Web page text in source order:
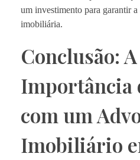
um investimento para garantir a
imobiliária.
Conclusão: A
Importância
com um
Imobiliário